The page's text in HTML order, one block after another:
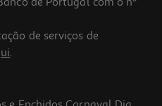
Seca 200ml
de serviços de
.